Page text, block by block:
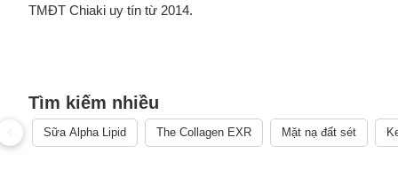
TMĐT Chiaki uy tín từ 2014.
Tìm kiếm nhiều
Sữa Alpha Lipid The Collagen EXR Mặt nạ đất sét